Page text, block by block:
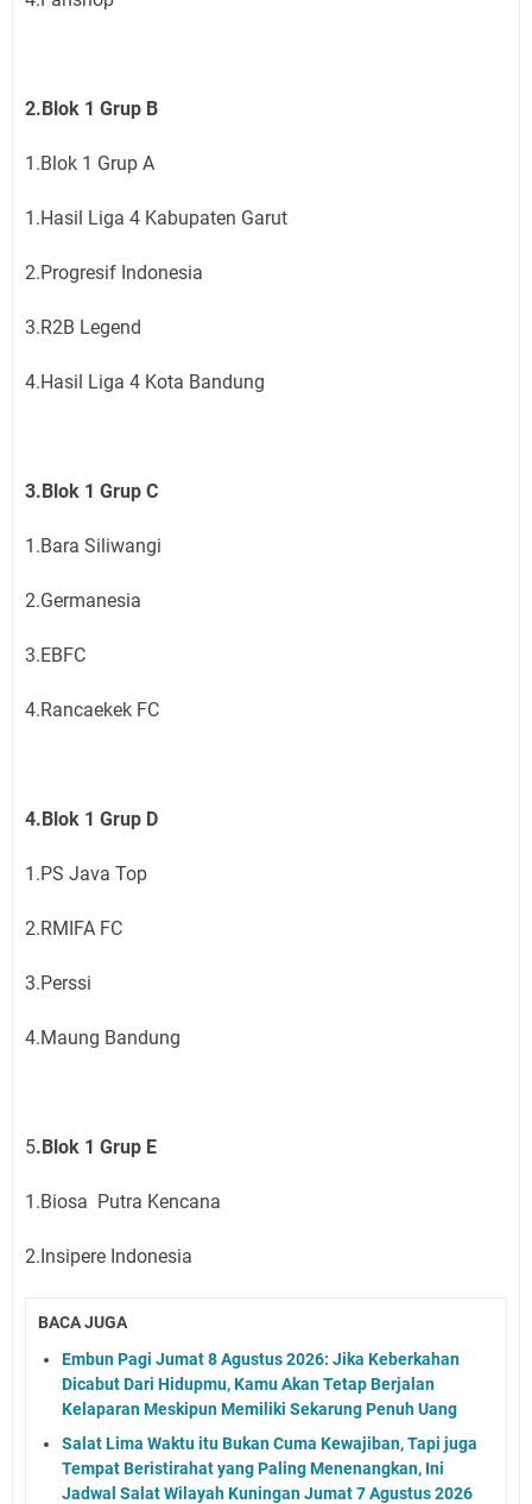
2.Blok 1 Grup B
1.Blok 1 Grup A
1.Hasil Liga 4 Kabupaten Garut
2.Progresif Indonesia
3.R2B Legend
4.Hasil Liga 4 Kota Bandung
3.Blok 1 Grup C
1.Bara Siliwangi
2.Germanesia
3.EBFC
4.Rancaekek FC
4.Blok 1 Grup D
1.PS Java Top
2.RMIFA FC
3.Perssi
4.Maung Bandung
5.Blok 1 Grup E
1.Biosa Putra Kencana
2.Insipere Indonesia
BACA JUGA
Embun Pagi Jumat 8 Agustus 2026: Jika Keberkahan
Dicabut Dari Hidupmu, Kamu Akan Tetap Berjalan
Kelaparan Meskipun Memiliki Sekarung Penuh Uang
Salat Lima Waktu itu Bukan Cuma Kewajiban, Tapi juga
Tempat Beristirahat yang Paling Menenangkan, Ini
Jadwal Salat Wilayah Kuningan Jumat 7 Agustus 2026